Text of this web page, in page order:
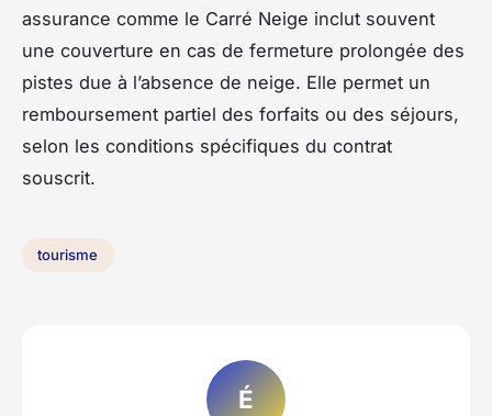
assurance comme le Carré Neige inclut souvent
une couverture en cas de fermeture prolongée des
pistes due à l’absence de neige. Elle permet un
remboursement partiel des forfaits ou des séjours,
selon les conditions spécifiques du contrat
souscrit.
tourisme
É